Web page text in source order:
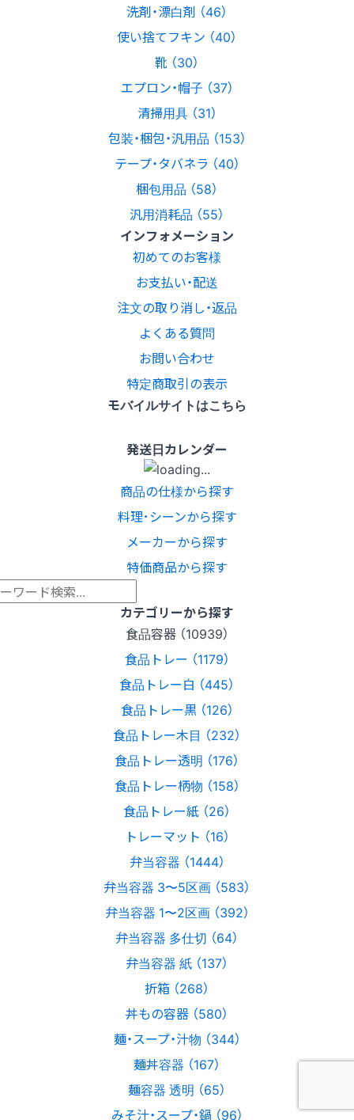
洗剤・漂白剤 （46）
使い捨てフキン （40）
靴 （30）
エプロン・帽子 （37）
清掃用具 （31）
包装・梱包・汎用品 （153）
テープ・タバネラ （40）
梱包用品 （58）
汎用消耗品 （55）
インフォメーション
初めてのお客様
お支払い・配送
注文の取り消し・返品
よくある質問
お問い合わせ
特定商取引の表示
モバイルサイトはこちら
発送日カレンダー
商品の仕様から探す
料理･シーンから探す
メーカーから探す
特価商品から探す
カテゴリーから探す
食品容器 （10939）
食品トレー （1179）
食品トレー白 （445）
食品トレー黒 （126）
食品トレー木目 （232）
食品トレー透明 （176）
食品トレー柄物 （158）
食品トレー紙 （26）
トレーマット （16）
弁当容器 （1444）
弁当容器 3〜5区画 （583）
弁当容器 1〜2区画 （392）
弁当容器 多仕切 （64）
弁当容器 紙 （137）
折箱 （268）
丼もの容器 （580）
麺・スープ・汁物 （344）
麺丼容器 （167）
麺容器 透明 （65）
みそ汁・スープ・鍋 （96）